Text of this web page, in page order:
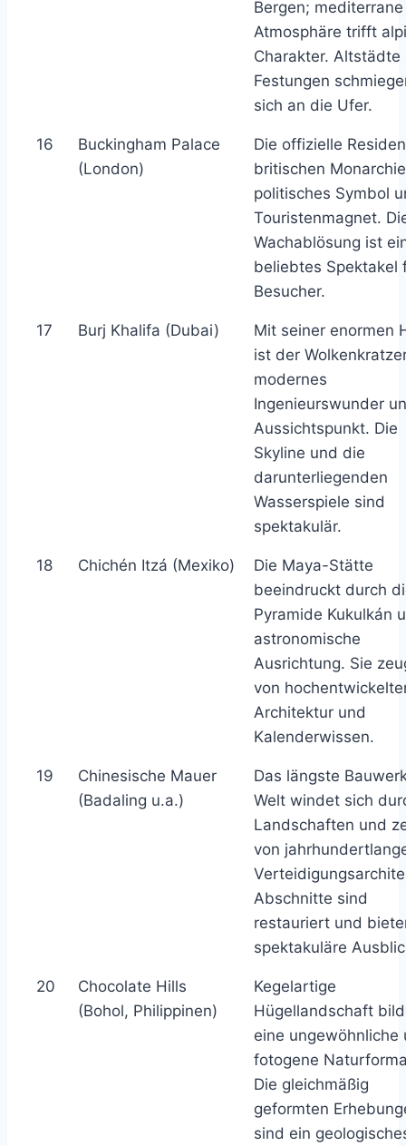
Bergen; mediterrane
Atmosphäre trifft
Charakter. Altstädte
Festungen
sich an die Ufer.
16
Buckingham Palace
(London)
Die offizielle
britischen
politisches Symbol
Touristenmagnet.
Wachablösung ist
beliebtes Spektakel
Besucher.
17 Burj Khalifa (Dubai)
Mit seiner enormen
ist der
modernes
Ingenieurswunder
Aussichtspunkt. Die
Skyline und die
darunterliegenden
Wasserspiele sind
spektakulär.
18 Chichén Itzá (Mexiko)
Die Maya-Stätte
beeindruckt durch
Pyramide Kukulkán
astronomische
Ausrichtung. Sie
von
Architektur und
Kalenderwissen.
19
Chinesische Mauer
(Badaling u.a.)
Das längste
Welt windet sich
Landschaften und
von
Abschnitte sind
restauriert und
spektakuläre
20
Chocolate Hills
(Bohol, Philippinen)
Kegelartige
Hügellandschaft
eine ungewöhnliche
fotogene
Die gleichmäßig
geformten
sind ein